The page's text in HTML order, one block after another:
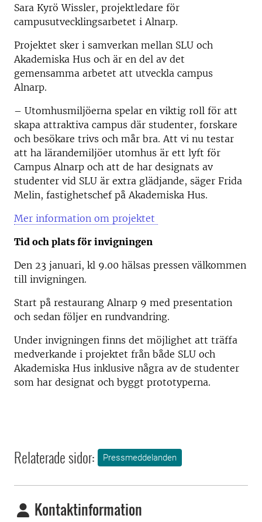
Sara Kyrö Wissler, projektledare för
campusutvecklingsarbetet i Alnarp.
Projektet sker i samverkan mellan SLU och
Akademiska Hus och är en del av det
gemensamma arbetet att utveckla campus
Alnarp.
– Utomhusmiljöerna spelar en viktig roll för att
skapa attraktiva campus där studenter, forskare
och besökare trivs och mår bra. Att vi nu testar
att ha lärandemiljöer utomhus är ett lyft för
Campus Alnarp och att de har designats av
studenter vid SLU är extra glädjande, säger Frida
Melin, fastighetschef på Akademiska Hus.
Mer information om projektet
Tid och plats för invigningen
Den 23 januari, kl 9.00 hälsas pressen välkommen
till invigningen.
Start på restaurang Alnarp 9 med presentation
och sedan följer en rundvandring.
Under invigningen finns det möjlighet att träffa
medverkande i projektet från både SLU och
Akademiska Hus inklusive några av de studenter
som har designat och byggt prototyperna.
Relaterade sidor: Pressmeddelanden
Kontaktinformation